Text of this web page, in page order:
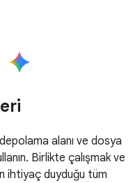
alanı ve dosya
Birlikte çalışmak ve
ihtiyaç duyduğu tüm